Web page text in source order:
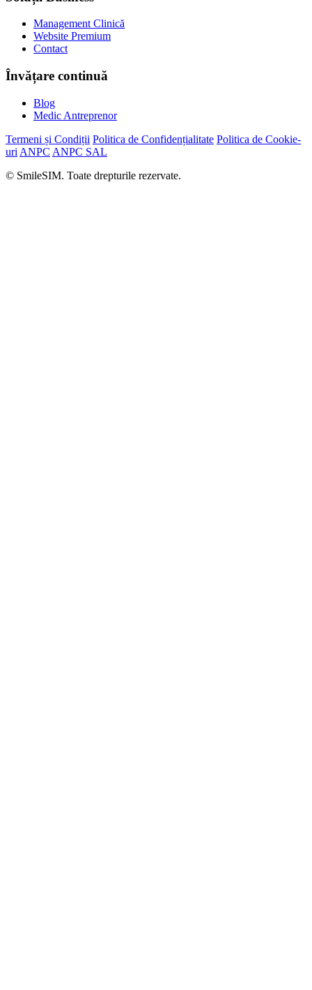
Management Clinică
Website Premium
Contact
Învățare continuă
Blog
Medic Antreprenor
Termeni și Condiții Politica de Confidențialitate Politica de Cookie-
uri ANPC ANPC SAL
© SmileSIM. Toate drepturile rezervate.